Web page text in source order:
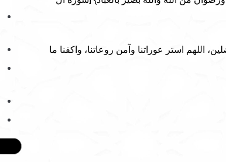
اللهم استر عوراتنا وآمن روعاتنا، واكفنا ما